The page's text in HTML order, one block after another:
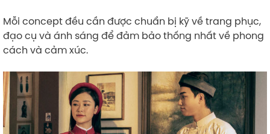
Mỗi concept đều cần được chuẩn bị kỹ về trang phục,
đạo cụ và ánh sáng để đảm bảo thống nhất về phong
cách và cảm xúc.